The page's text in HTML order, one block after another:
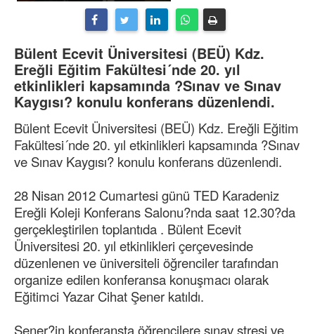
Bülent Ecevit Üniversitesi (BEÜ) Kdz.
Ereğli Eğitim Fakültesi´nde 20. yıl
etkinlikleri kapsamında ?Sınav ve Sınav
Kaygısı? konulu konferans düzenlendi.
Bülent Ecevit Üniversitesi (BEÜ) Kdz. Ereğli Eğitim
Fakültesi´nde 20. yıl etkinlikleri kapsamında ?Sınav
ve Sınav Kaygısı? konulu konferans düzenlendi.
28 Nisan 2012 Cumartesi günü TED Karadeniz
Ereğli Koleji Konferans Salonu?nda saat 12.30?da
gerçekleştirilen toplantıda . Bülent Ecevit
Üniversitesi 20. yıl etkinlikleri çerçevesinde
düzenlenen ve üniversiteli öğrenciler tarafından
organize edilen konferansa konuşmacı olarak
Eğitimci Yazar Cihat Şener katıldı.
Şener?in konferansta öğrencilere sınav stresi ve